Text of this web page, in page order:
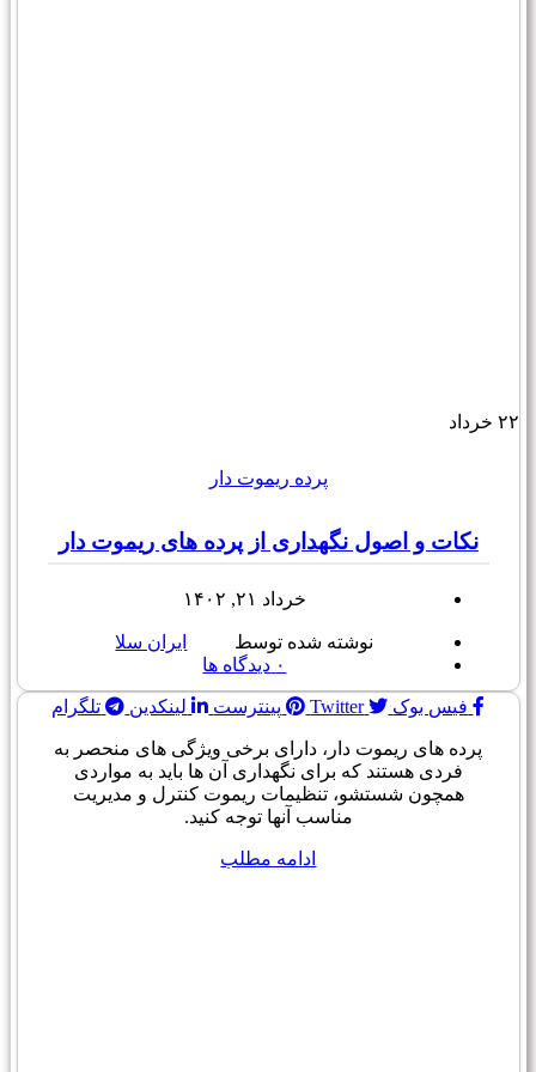
۲۲ خرداد
پرده ریموت دار
نکات و اصول نگهداری از پرده های ریموت دار
خرداد ۲۱, ۱۴۰۲
نوشته شده توسط
ایران سلا
۰ دیدگاه ها
فیس بوک Twitter پینترست لینکدین تلگرام
پرده های ریموت دار، دارای برخی ویژگی های منحصر به
فردی هستند که برای نگهداری آن ها باید به مواردی
همچون شستشو، تنظیمات ریموت کنترل و مدیریت
مناسب آنها توجه کنید.
ادامه مطلب